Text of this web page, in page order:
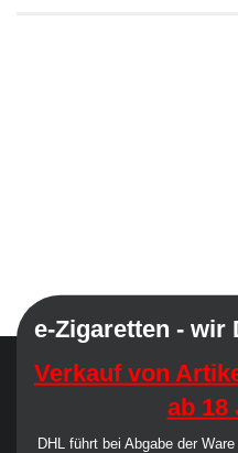
e-Zigaretten - wir
Verkauf von
ab 18
DHL führt bei Abgabe der